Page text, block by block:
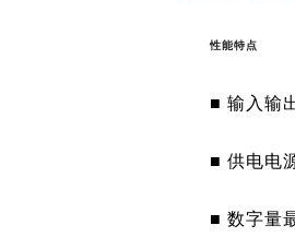
性能特点
■ 输入输
■ 供电电
■ 数字量